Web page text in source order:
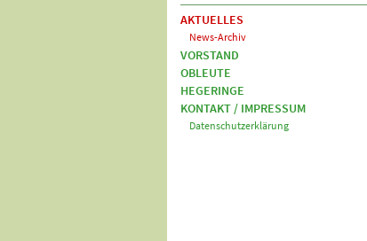
AKTUELLES
News-Archiv
VORSTAND
OBLEUTE
HEGERINGE
KONTAKT / IMPRESSUM
Datenschutzerklärung